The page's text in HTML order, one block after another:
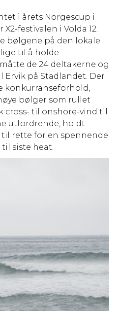
i årets Norgescup i
festivalen i Volda 12.
bølgene på den lokale
til å holde
de 24 deltakerne og
Ervik på Stadlandet. Der
konkurranseforhold,
bølger som rullet
cross- til onshore-vind til
utfordrende, holdt
rette for en spennende
siste heat.